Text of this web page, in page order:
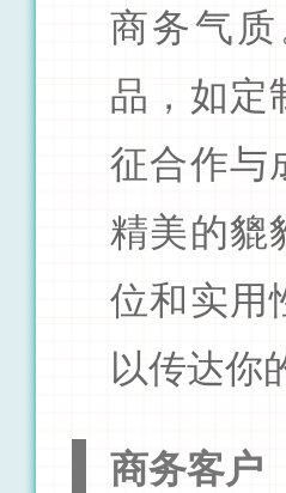
商务气
品，如定
征合作与
精美的貔
位和实用
以传达你
商务客户